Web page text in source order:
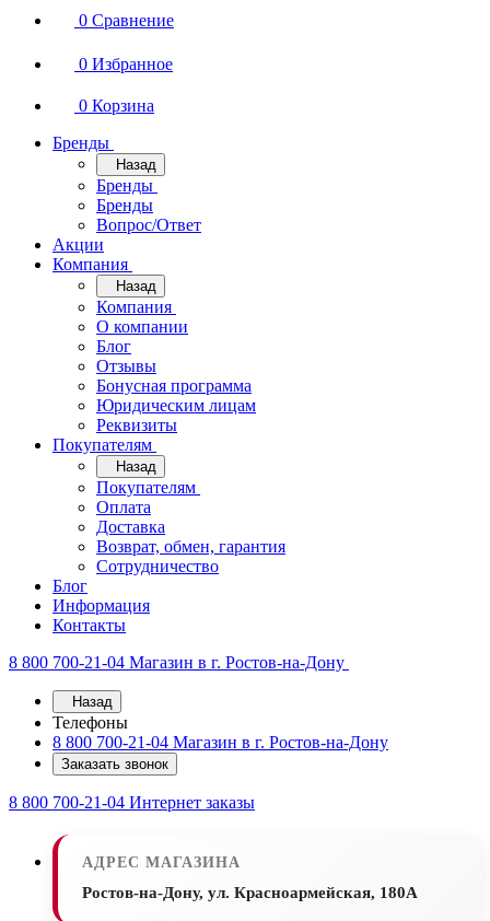
0 Сравнение
0 Избранное
0 Корзина
Бренды
Назад
Бренды
Бренды
Вопрос/Ответ
Акции
Компания
Назад
Компания
О компании
Блог
Отзывы
Бонусная программа
Юридическим лицам
Реквизиты
Покупателям
Назад
Покупателям
Оплата
Доставка
Возврат, обмен, гарантия
Сотрудничество
Блог
Информация
Контакты
8 800 700-21-04 Магазин в г. Ростов-на-Дону
Назад
Телефоны
8 800 700-21-04 Магазин в г. Ростов-на-Дону
Заказать звонок
8 800 700-21-04 Интернет заказы
АДРЕС МАГАЗИНА
Ростов-на-Дону, ул. Красноармейская, 180А